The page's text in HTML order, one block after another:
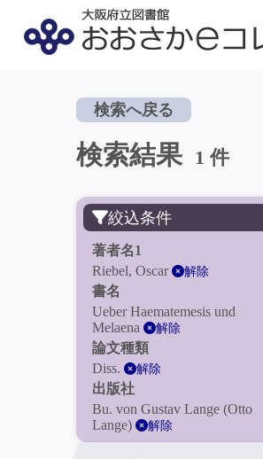
検索へ戻る
検索結果 1 件
絞込条件
著者名1
Riebel, Oscar
解除
書名
Ueber Haematemesis und
Melaena
解除
論文種類
Diss.
解除
出版社
Bu. von Gustav Lange (Otto
Lange)
解除